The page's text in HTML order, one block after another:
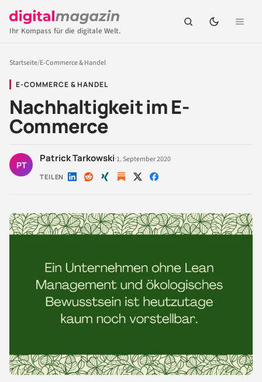
Ihr Kompass für die digitale Welt.
Startseite/E-Commerce & Handel
E-COMMERCE & HANDEL
Nachhaltigkeit im E-
Commerce
PT
Patrick Tarkowski·1. September 2020
TEILEN Auf Auf Auf Auf Auf